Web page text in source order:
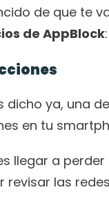
de que te
de AppBlock:
dicho ya, una
en tu
llegar a
revisar las